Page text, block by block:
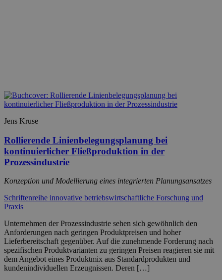
Jens Kruse
Rollierende Linienbelegungsplanung bei
kontinuierlicher Fließproduktion in der
Prozessindustrie
Konzeption und Modellierung eines integrierten Planungsansatzes
Schriftenreihe innovative betriebswirtschaftliche Forschung und
Praxis
Unternehmen der Prozessindustrie sehen sich gewöhnlich den
Anforderungen nach geringen Produktpreisen und hoher
Lieferbereitschaft gegenüber. Auf die zunehmende Forderung nach
spezifischen Produktvarianten zu geringen Preisen reagieren sie mit
dem Angebot eines Produktmix aus Standardprodukten und
kundenindividuellen Erzeugnissen. Deren […]